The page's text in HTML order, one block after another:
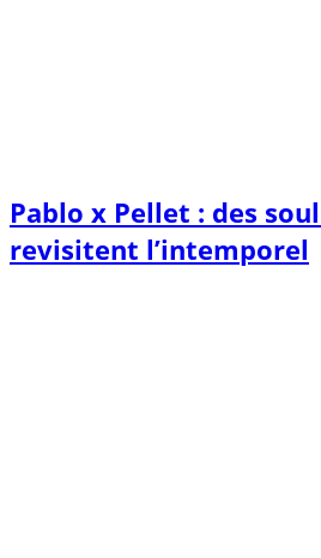
Pablo x Pellet : des
revisitent l’intemporel